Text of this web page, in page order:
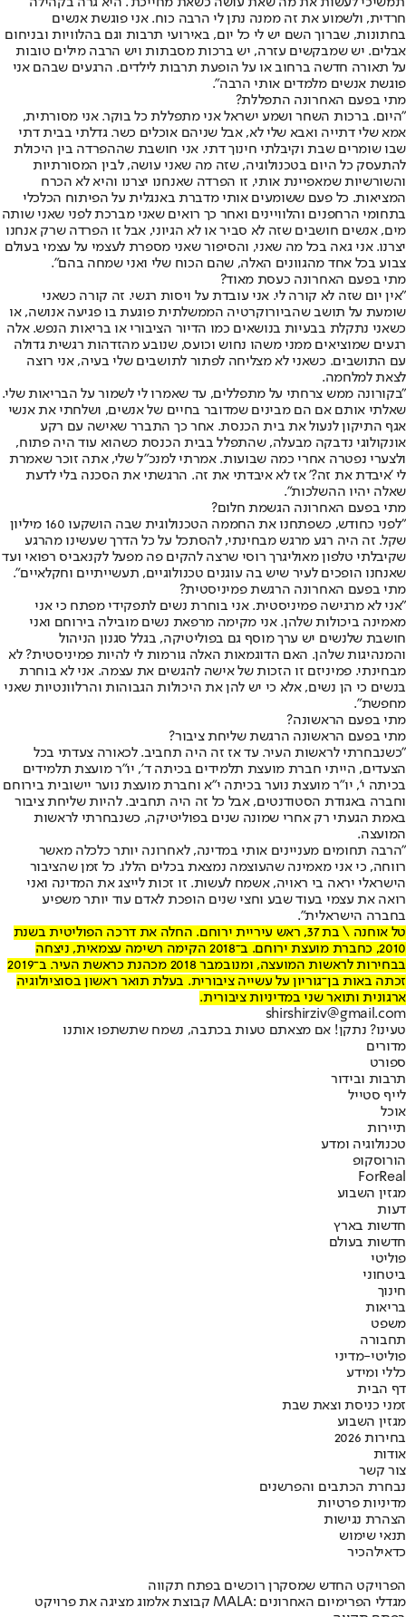
חרדית, ולשמוע את זה ממנה נתן לי הרבה כוח. אני פוגשת אנשים
בחתונות, שברוך השם יש לי כל יום, באירועי תרבות וגם בהלוויות ובניחום
אבלים. יש שמבקשים עזרה, יש ברכות מסבתות ויש הרבה מילים טובות
על תאורה חדשה ברחוב או על הופעת תרבות לילדים. הרגעים שבהם אני
פוגשת אנשים מלמדים אותי הרבה".
מתי בפעם האחרונה התפללת?
"היום. ברכות השחר ושמע ישראל אני מתפללת כל בוקר. אני מסורתית,
אמא שלי דתייה ואבא שלי לא, אבל שניהם אוכלים כשר. גדלתי בבית דתי
שבו שומרים שבת וקיבלתי חינוך דתי. אני חושבת שההפרדה בין היכולת
להתעסק כל היום בטכנולוגיה, שזה מה שאני עושה, לבין המסורתיות
והשורשיות שמאפיינת אותי, זו הפרדה שאנחנו יצרנו והיא לא הכרח
המציאות. כל פעם ששומעים אותי מדברת באנגלית על הפיתוח הכלכלי
בתחומי הרחפנים והלוויינים ואחר כך רואים שאני מברכת לפני שאני שותה
מים, אנשים חושבים שזה לא סביר או לא הגיוני, אבל זו הפרדה שרק אנחנו
יצרנו. אני גאה בכל מה שאני, והסיפור שאני מספרת לעצמי על עצמי בעולם
צבוע בכל אחד מהגוונים האלה, שהם הכוח שלי ואני שמחה בהם".
מתי בפעם האחרונה כעסת מאוד?
"אין יום שזה לא קורה לי. אני עובדת על ויסות רגשי. זה קורה כשאני
שומעת על תושב שהביורוקרטיה הממשלתית פוגעת בו פגיעה אנושה, או
כשאני נתקלת בבעיות בנושאים כמו הדיור הציבורי או בריאות הנפש. אלה
רגעים שמוציאים ממני משהו נחוש וכועס, שנובע מהזדהות רגשית גדולה
עם התושבים. כשאני לא מצליחה לפתור לתושבים שלי בעיה, אני רוצה
לצאת למלחמה.
"בקורונה ממש צרחתי על מתפללים, עד שאמרו לי לשמור על הבריאות שלי.
שאלתי אותם אם הם מבינים שמדובר בחיים של אנשים, ושלחתי את אנשי
אגף התיקון לנעול את בית הכנסת. אחר כך התברר שאישה עם רקע
אונקולוגי נדבקה מבעלה, שהתפלל בבית הכנסת כשהוא עוד היה פתוח,
ולצערי נפטרה אחרי כמה שבועות. אמרתי למנכ"ל שלי, אתה זוכר שאמרת
לי 'איבדת את זה?' אז לא איבדתי את זה. הרגשתי את הסכנה בלי לדעת
שאלה יהיו ההשלכות".
מתי בפעם האחרונה הגשמת חלום?
"לפני כחודש, כשפתחנו את החממה הטכנולוגית שבה הושקעו 160 מיליון
שקל. זה היה רגע מרגש מבחינתי, להסתכל על כל הדרך שעשינו מהרגע
שקיבלתי טלפון מאוליגרך רוסי שרצה להקים פה מפעל לקנאביס רפואי ועד
שאנחנו הופכים לעיר שיש בה עוגנים טכנולוגיים, תעשייתיים וחקלאיים".
מתי בפעם האחרונה הרגשת פמיניסטית?
"אני לא מרגישה פמיניסטית. אני בוחרת נשים לתפקידי מפתח כי אני
מאמינה ביכולות שלהן. אני מקימה מרפאת נשים מובילה בירוחם ואני
חושבת שלנשים יש ערך מוסף גם בפוליטיקה, בגלל סגנון הניהול
והמנהיגות שלהן. האם הדוגמאות האלה גורמות לי להיות פמיניסטית? לא
מבחינתי. פמיניזם זו הזכות של אישה להגשים את עצמה. אני לא בוחרת
בנשים כי הן נשים, אלא כי יש להן את היכולות הגבוהות והרלוונטיות שאני
מחפשת".
מתי בפעם הראשונה?
מתי בפעם הראשונה הרגשת שליחת ציבור?
"כשנבחרתי לראשות העיר. עד אז זה היה תחביב. לכאורה צעדתי בכל
הצעדים, הייתי חברת מועצת תלמידים בכיתה ד', יו"ר מועצת תלמידים
בכיתה י', יו"ר מועצת נוער בכיתה י"א וחברת מועצת נוער יישובית בירוחם
וחברה באגודת הסטודנטים, אבל כל זה היה תחביב. להיות שליחת ציבור
באמת הגעתי רק אחרי שמונה שנים בפוליטיקה, כשנבחרתי לראשות
המועצה.
"הרבה תחומים מעניינים אותי במדינה, לאחרונה יותר כלכלה מאשר
רווחה, כי אני מאמינה שהעוצמה נמצאת בכלים הללו. כל זמן שהציבור
הישראלי יראה בי ראויה, אשמח לעשות. זו זכות לייצג את המדינה ואני
רואה את עצמי בעוד שבע וחצי שנים הופכת לאדם עוד יותר משפיע
בחברה הישראלית".
טל אוחנה \ בת 37, ראש עיריית ירוחם. החלה את דרכה הפוליטית בשנת
2010, כחברת מועצת ירוחם. ב־2018 הקימה רשימה עצמאית, ניצחה
בבחירות לראשות המועצה, ומנובמבר 2018 מכהנת כראשת העיר. ב־2019
זכתה באות בן־גוריון על עשייה ציבורית. בעלת תואר ראשון בסוציולוגיה
ארגונית ותואר שני במדיניות ציבורית.
shirshirziv@gmail.com
טעינו? נתקן! אם מצאתם טעות בכתבה, נשמח שתשתפו אותנו
מדורים
ספורט
תרבות ובידור
לייף סטייל
אוכל
תיירות
טכנולוגיה ומדע
הורוסקופ
ForReal
מגזין השבוע
דעות
חדשות בארץ
חדשות בעולם
פוליטי
ביטחוני
חינוך
בריאות
משפט
תחבורה
פוליטי-מדיני
כללי ומידע
דף הבית
זמני כניסת וצאת שבת
מגזין השבוע
בחירות 2026
אודות
צור קשר
נבחרת הכתבים והפרשנים
מדיניות פרטיות
הצהרת נגישות
תנאי שימוש
כדאילהכיר
הפרויקט החדש שמסקרן רוכשים בפתח תקווה
קבוצת אלמוג מציגה את פרויקט MALA: מגדלי הפרימיום האחרונים